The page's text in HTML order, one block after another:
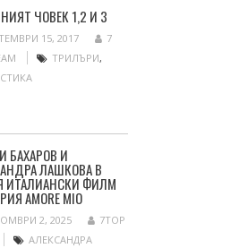
ЧОВЕК 1,2 И 3
15, 2017
7
ТРИЛЪРИ,
БАХАРОВ И
ЛАШКОВА В
ИТАЛИАНСКИ ФИЛМ
AMORE MIO
2, 2025
7TOP
АЛЕКСАНДРА